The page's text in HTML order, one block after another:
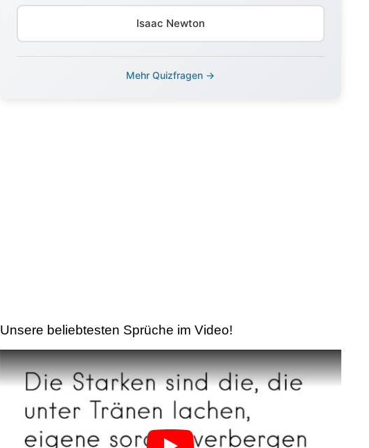
Isaac Newton
Mehr Quizfragen →
Unsere beliebtesten Sprüche im Video!